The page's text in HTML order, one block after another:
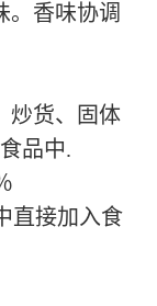
。香味协调
炒货、固体
品中.
直接加入食